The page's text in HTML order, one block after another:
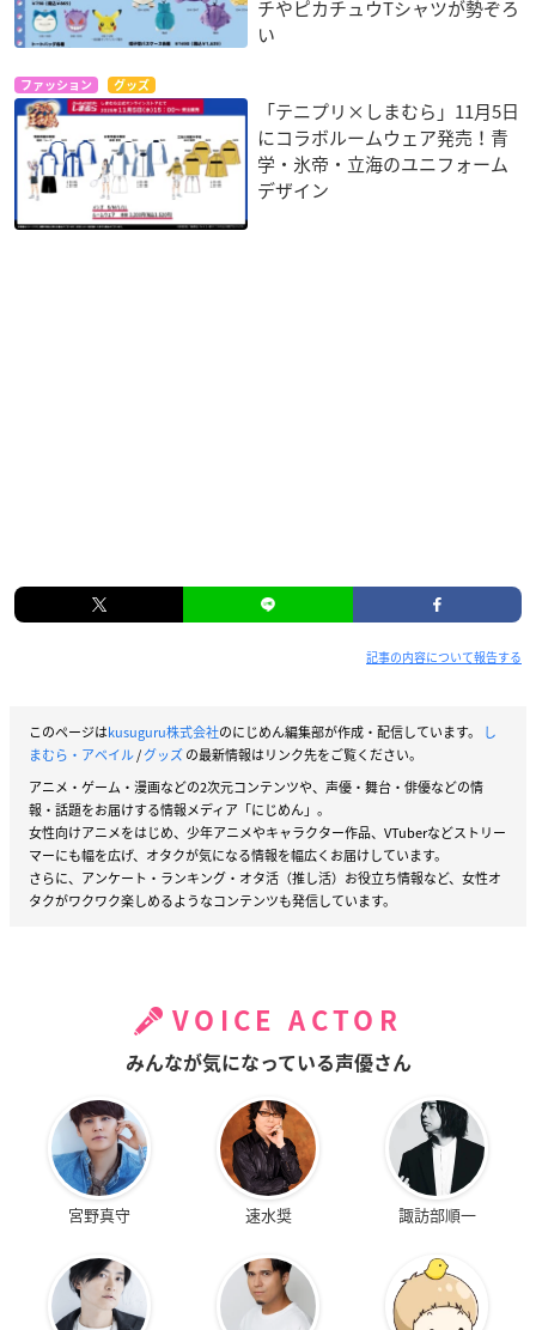
チやピカチュウTシャツが勢ぞろ
い
ファッション グッズ
「テニプリ×しまむら」11月5日
にコラボルームウェア発売！青
学・氷帝・立海のユニフォーム
デザイン
記事の内容について報告する
このページはkusuguru株式会社のにじめん編集部が作成・配信しています。
し
まむら・アベイル/グッズの最新情報はリンク先をご覧ください。
アニメ・ゲーム・漫画などの2次元コンテンツや、声優・舞台・俳優などの情
報・話題をお届けする情報メディア「にじめん」。
女性向けアニメをはじめ、少年アニメやキャラクター作品、VTuberなどストリー
マーにも幅を広げ、オタクが気になる情報を幅広くお届けしています。
さらに、アンケート・ランキング・オタ活（推し活）お役立ち情報など、女性オ
タクがワクワク楽しめるようなコンテンツも発信しています。
VOICE ACTOR
みんなが気になっている声優さん
宮野真守 速水奨 諏訪部順一